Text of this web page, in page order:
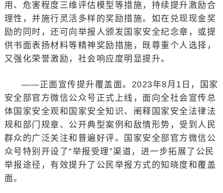
用、危害程度三维评估模型等措施，持续提升激励合
理性，并施行灵活多样的奖励措施。如在兑现现金奖
励的同时，还可向举报人颁发国家安全纪念章，或提
供书面表扬材料等精神奖励措施，既尊重个人选择，
又强化荣誉激励，社会响应度明显提升。
——正面宣传提升覆盖面。2023年8月1日，国家
安全部官方微信公众号正式上线，面向全社会宣传总
体国家安全观和国家安全知识、阐释国家安全法律法
规和部门规章、公开典型案例和敌情形势，受到人民
群众的广泛关注和普遍好评。国家安全部官方微信公
众号特别开设了“举报受理”渠道，进一步拓展了公民
举报途径，有效提升了公民举报方式的知晓度和覆盖
面。